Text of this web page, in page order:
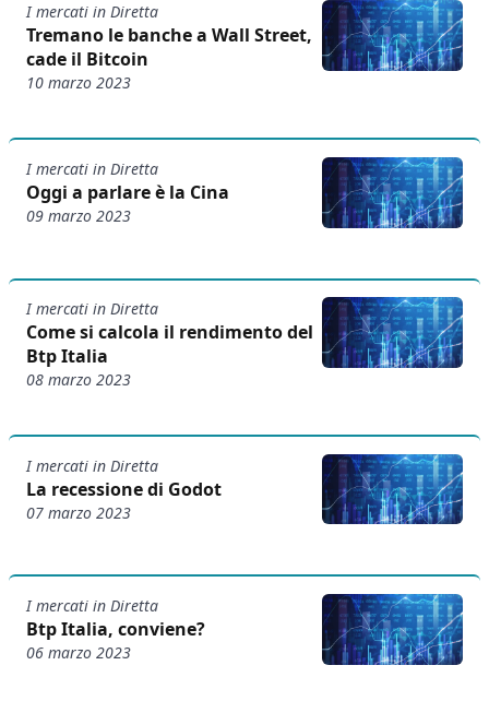
I mercati in Diretta
Tremano le banche a Wall Street,
cade il Bitcoin
10 marzo 2023
I mercati in Diretta
Oggi a parlare è la Cina
09 marzo 2023
I mercati in Diretta
Come si calcola il rendimento del
Btp Italia
08 marzo 2023
I mercati in Diretta
La recessione di Godot
07 marzo 2023
I mercati in Diretta
Btp Italia, conviene?
06 marzo 2023